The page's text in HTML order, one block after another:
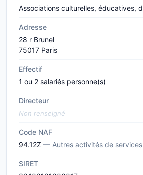
Associations culturelles, éducatives,
Adresse
28 r Brunel
75017 Paris
Effectif
1 ou 2 salariés personne(s)
Directeur
Non renseigné
Code NAF
94.12Z — Autres activités de services
SIRET